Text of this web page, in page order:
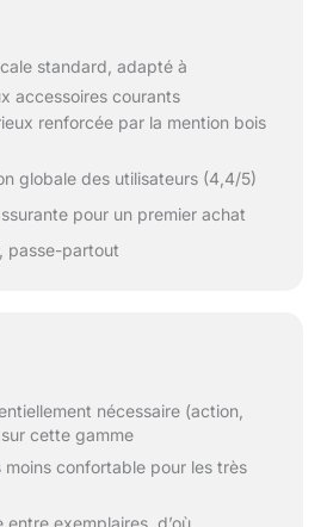
standard, adapté à
accessoires courants
renforcée par la mention bois
globale des utilisateurs (4,4/5)
pour un premier achat
passe-partout
nécessaire (action,
cette gamme
confortable pour les très
exemplaires, d’où